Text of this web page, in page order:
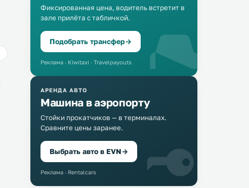
Фиксированная цена, водитель встретит в
зале прилёта с табличкой.
Подобрать трансфер→
Реклама · Kiwitaxi · Travelpayouts
АРЕНДА АВТО
Машина в аэропорту
Стойки прокатчиков — в терминалах.
Сравните цены заранее.
Выбрать авто в EVN→
Реклама · Rentalcars